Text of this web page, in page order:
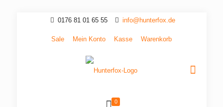
0176 81 01 65 55 info@hunterfox.de
Sale Mein Konto Kasse Warenkorb
0